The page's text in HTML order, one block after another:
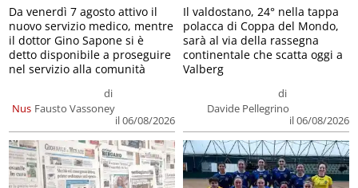
Nus
di
Fausto Vassoney
il 06/08/2026
Da venerdì 7 agosto attivo il
nuovo servizio medico, mentre
il dottor Gino Sapone si è
detto disponibile a proseguire
nel servizio alla comunità
di
Davide Pellegrino
il 06/08/2026
Il valdostano, 24° nella tappa
polacca di Coppa del Mondo,
sarà al via della rassegna
continentale che scatta oggi a
Valberg